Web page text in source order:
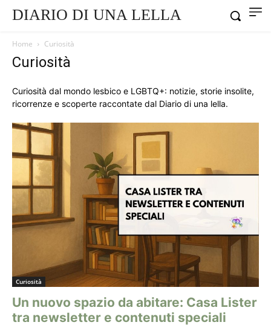
DIARIO DI UNA LELLA
Home Curiosità
Curiosità
Curiosità dal mondo lesbico e LGBTQ+: notizie, storie insolite,
ricorrenze e scoperte raccontate dal Diario di una lella.
Curiosità
Un nuovo spazio da abitare: Casa Lister
tra newsletter e contenuti speciali